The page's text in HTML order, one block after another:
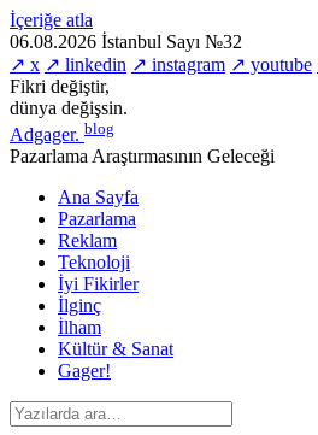
İçeriğe atla
06.08.2026 İstanbul Sayı №32
↗ x ↗ linkedin ↗ instagram ↗ youtube
Fikri değiştir,
dünya değişsin.
Adgager. blog
Pazarlama Araştırmasının Geleceği
Ana Sayfa
Pazarlama
Reklam
Teknoloji
İyi Fikirler
İlginç
İlham
Kültür & Sanat
Gager!